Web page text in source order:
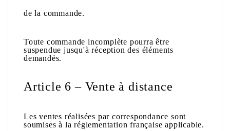
de la commande.
Toute commande incomplète pourra être
suspendue jusqu'à réception des éléments
demandés.
Article 6 – Vente à distance
Les ventes réalisées par correspondance sont
soumises à la réglementation française applicable.